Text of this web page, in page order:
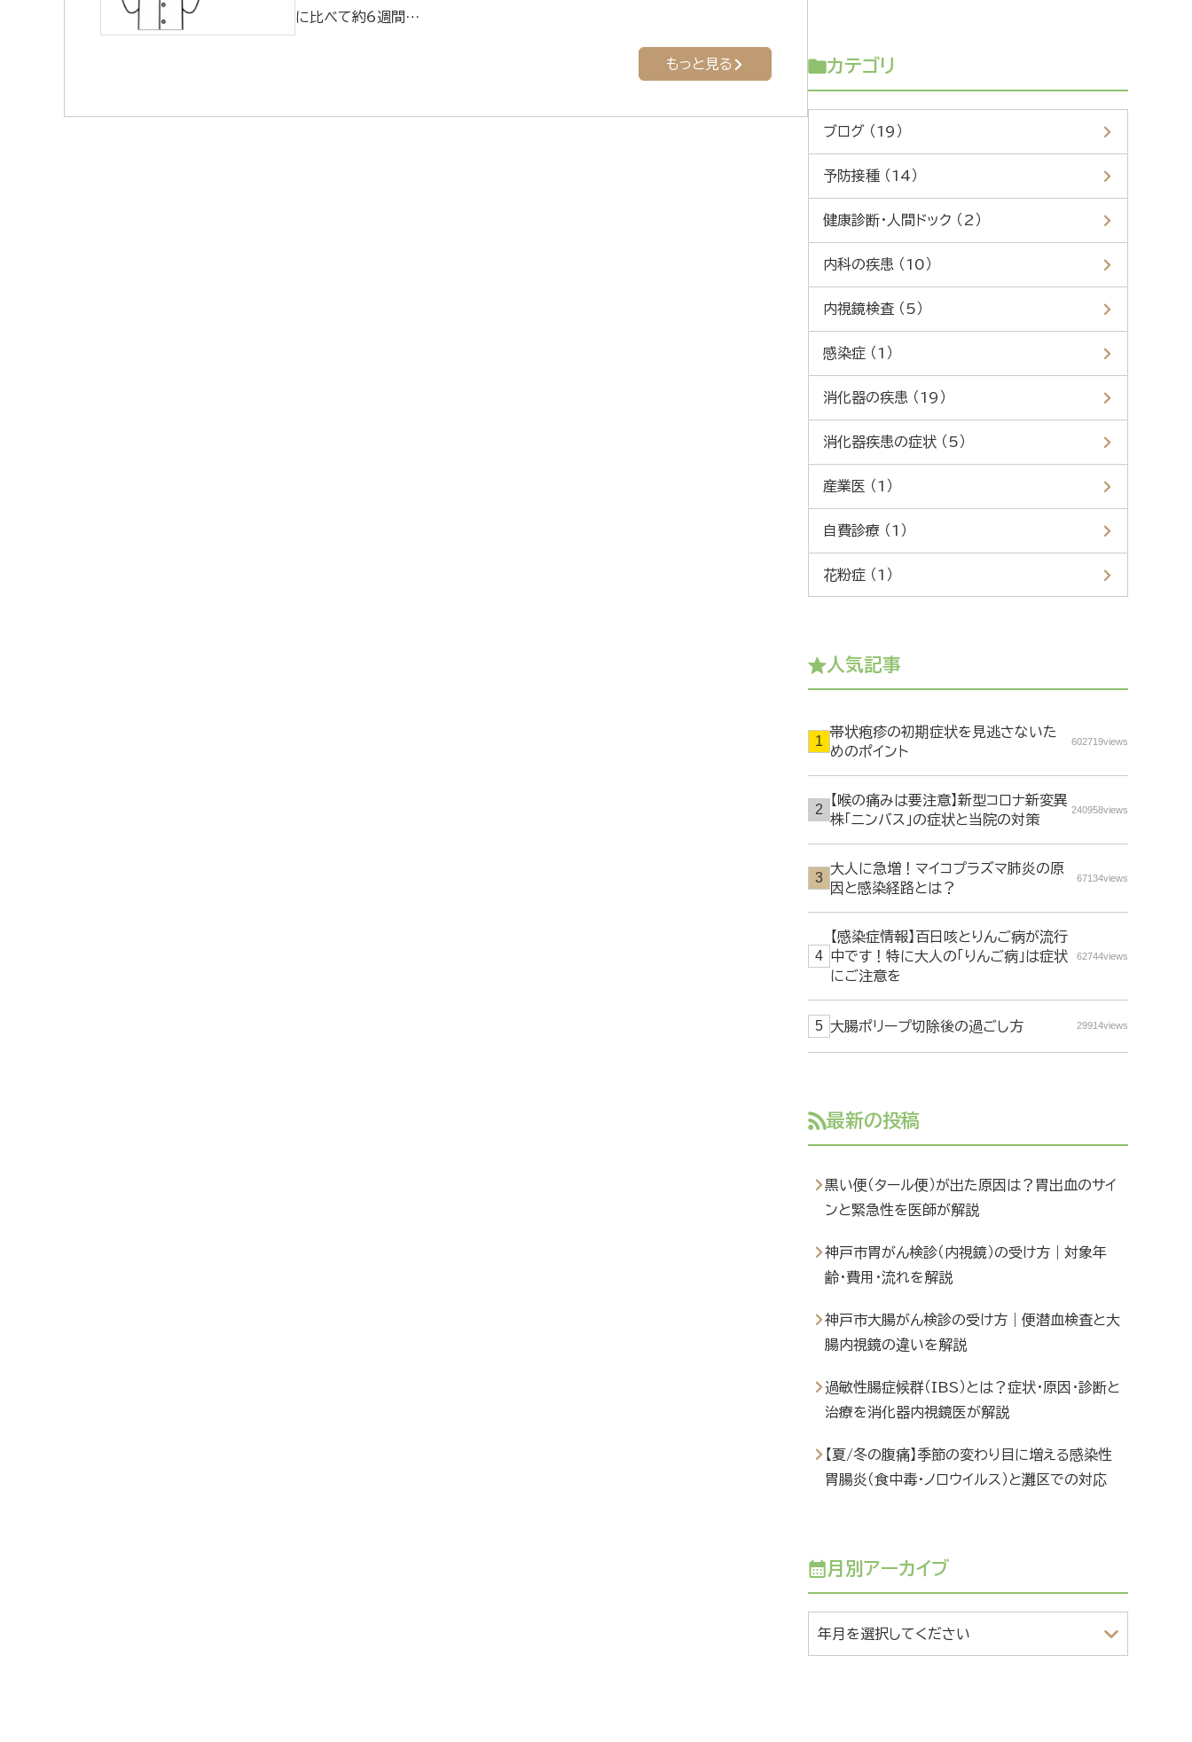
に比べて約6週間…
もっと見る カテゴリ
ブログ （19）
予防接種 （14）
健康診断・人間ドック （2）
内科の疾患 （10）
内視鏡検査 （5）
感染症 （1）
消化器の疾患 （19）
消化器疾患の症状 （5）
産業医 （1）
自費診療 （1）
花粉症 （1）
人気記事
帯状疱疹の初期症状を見逃さないた
めのポイント
602719views
【喉の痛みは要注意】新型コロナ新変異
株「ニンバス」の症状と当院の対策
240958views
大人に急増！マイコプラズマ肺炎の原
因と感染経路とは？
67134views
【感染症情報】百日咳とりんご病が流行
中です！特に大人の「りんご病」は症状
にご注意を
62744views
大腸ポリープ切除後の過ごし方 29914views
最新の投稿
黒い便（タール便）が出た原因は？胃出血のサイ
ンと緊急性を医師が解説
神戸市胃がん検診（内視鏡）の受け方｜対象年
齢・費用・流れを解説
神戸市大腸がん検診の受け方｜便潜血検査と大
腸内視鏡の違いを解説
過敏性腸症候群（IBS）とは？症状・原因・診断と
治療を消化器内視鏡医が解説
【夏/冬の腹痛】季節の変わり目に増える感染性
胃腸炎（食中毒・ノロウイルス）と灘区での対応
月別アーカイブ
年月を選択してください